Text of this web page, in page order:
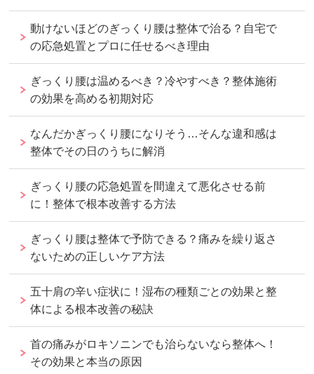
動けないほどのぎっくり腰は整体で治る？自宅で
の応急処置とプロに任せるべき理由
ぎっくり腰は温めるべき？冷やすべき？整体施術
の効果を高める初期対応
なんだかぎっくり腰になりそう…そんな違和感は
整体でその日のうちに解消
ぎっくり腰の応急処置を間違えて悪化させる前
に！整体で根本改善する方法
ぎっくり腰は整体で予防できる？痛みを繰り返さ
ないための正しいケア方法
五十肩の辛い症状に！湿布の種類ごとの効果と整
体による根本改善の秘訣
首の痛みがロキソニンでも治らないなら整体へ！
その効果と本当の原因